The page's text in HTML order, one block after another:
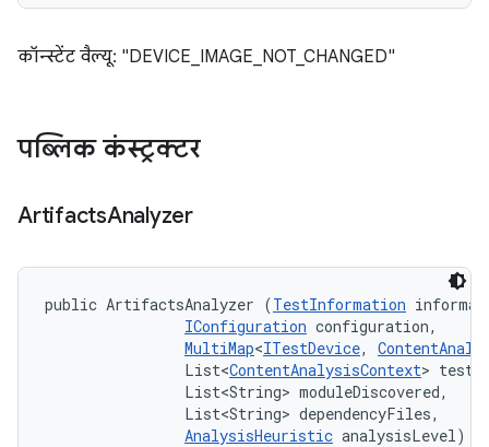
कॉन्स्टेंट वैल्यू: "DEVICE_IMAGE_NOT_CHANGED"
पब्लिक कंस्ट्रक्टर
ArtifactsAnalyzer
public ArtifactsAnalyzer (TestInformation
IConfiguration configuration,
MultiMap<ITestDevice,
                List<
ContentAnalysisContext>
                List<String> moduleDiscovered,
                List<String> dependencyFiles,
AnalysisHeuristic analysisLevel)